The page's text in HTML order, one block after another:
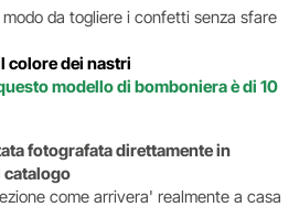
da togliere i confetti senza sfare
colore dei nastri
modello di bomboniera è di 10
fotografata direttamente in
catalogo
come arrivera' realmente a casa